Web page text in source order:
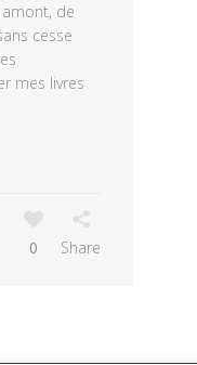
de
cesse
mes livres
0 Share